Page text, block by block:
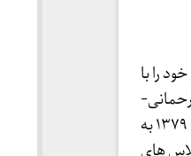
ای رسمی در تاریخ آذر ۱۳۷۵ تاسیس خود را با
علیجانی-عیسی خندان-امیر رضایی- عمرانی) این موسسه تا پیش از پلمپ شدن دفتر در سال ۱۳۷۹ به
های